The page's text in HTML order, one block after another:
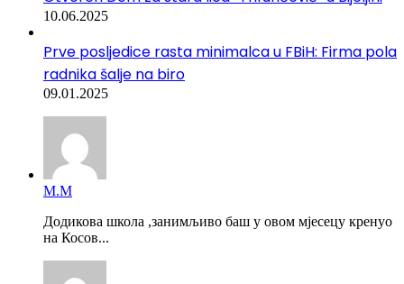
10.06.2025
Prve posljedice rasta minimalca u FBiH: Firma pola
radnika šalje na biro
09.01.2025
М.М
Додикова школа ,занимљиво баш у овом мјесецу кренуо
на Косов...